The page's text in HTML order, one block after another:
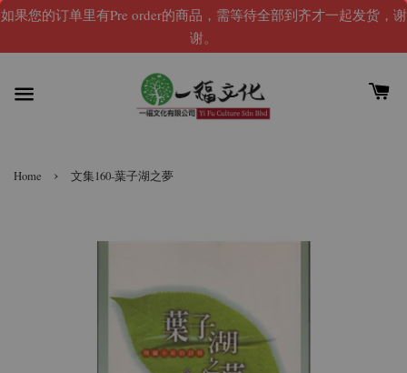
如果您的订单里有Pre order的商品，需等待全部到齐才一起发货，谢
谢。
Home › 文集160-葉子湖之夢